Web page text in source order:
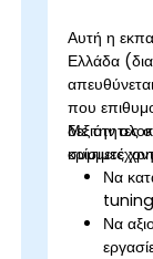
Αυτή η
Ελλάδα
που
κρίσιμες
Με την
Να
tuning
Να